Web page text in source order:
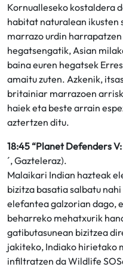
Kornualleseko kostaldera
habitat naturalean ikusten
marrazo urdin
hegatsengatik, Asian
baina euren hegatsek
amaitu zuten. Azkenik,
britainiar marrazoen
haiek eta beste arrain
aztertzen ditu.
18:45 “Planet Defenders
´, Gazteleraz).
Malaikari Indian hazteak
bizitza basatia salbatu
elefantea galzorian dago,
beharreko mehatxurik
gatibutasunean bizitzea
jakiteko, Indiako hirietako
infiltratzen da Wildlife